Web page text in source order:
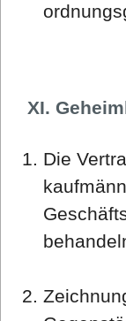
XI.
Die